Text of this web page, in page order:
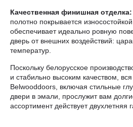
Качественная финишная отделка:
полотно покрывается
обеспечивает идеально ровную
дверь от внешних воздействий:
температур.
Поскольку белорусское
и стабильно высоким качеством,
Belwooddoors, включая стильные
двери в эмали, прослужит вам
ассортимент действует двухлетняя